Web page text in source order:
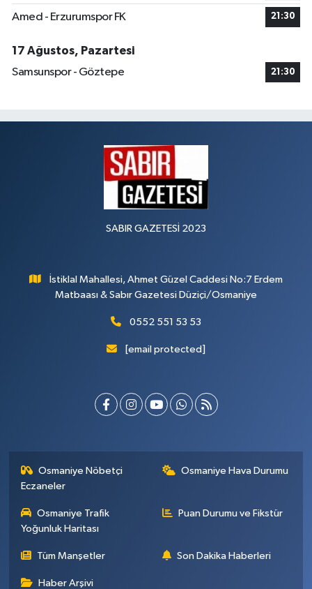
Amed - Erzurumspor FK 21:30
17 Ağustos, Pazartesi
Samsunspor - Göztepe
21:30
SABIR GAZETESİ 2023
İstiklal Mahallesi, Ahmet Güzel Caddesi No:7 Erdem
Matbaası & Sabır Gazetesi Düziçi/Osmaniye
0552 551 53 53
[email protected]
Osmaniye Nöbetçi
Eczaneler
Osmaniye Hava Durumu
Osmaniye Trafik
Yoğunluk Haritası
Puan Durumu ve Fikstür
Tüm Manşetler Son Dakika Haberleri
Haber Arşivi